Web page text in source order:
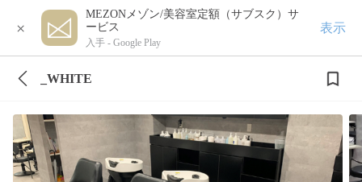
×
MEZONメゾン/美容室定額（サブスク）サ
ービス
入手 - Google Play
表示
_WHITE